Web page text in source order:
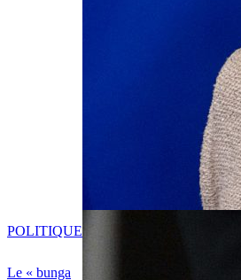
Le « bunga
POLITIQUE